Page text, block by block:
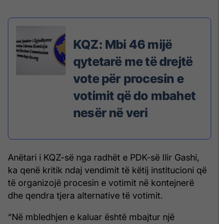
KQZ: Mbi 46 mijë
qytetarë me të drejtë
vote për procesin e
votimit që do mbahet
nesër në veri
Anëtari i KQZ-së nga radhët e PDK-së Ilir Gashi,
ka qenë kritik ndaj vendimit të këtij institucioni që
të organizojë procesin e votimit në kontejnerë
dhe qendra tjera alternative të votimit.
“Në mbledhjen e kaluar është mbajtur një